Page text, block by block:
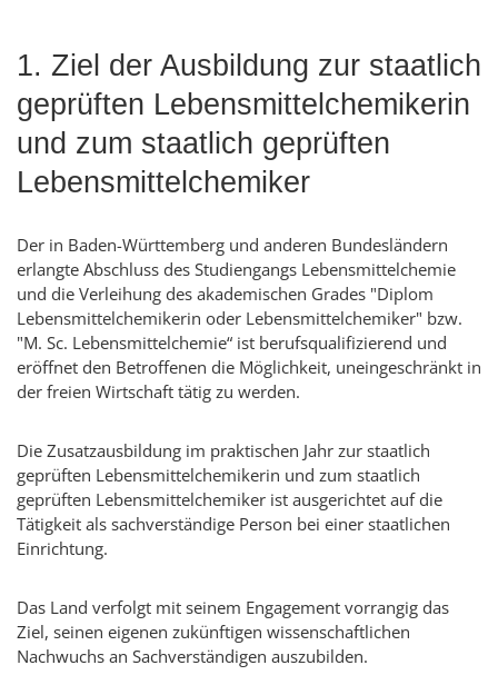
1. Ziel der Ausbildung zur staatlich
geprüften Lebensmittelchemikerin
und zum staatlich geprüften
Lebensmittelchemiker
Der in Baden-Württemberg und anderen Bundesländern
erlangte Abschluss des Studiengangs Lebensmittelchemie
und die Verleihung des akademischen Grades "Diplom
Lebensmittelchemikerin oder Lebensmittelchemiker" bzw.
"M. Sc. Lebensmittelchemie“ ist berufsqualifizierend und
eröffnet den Betroffenen die Möglichkeit, uneingeschränkt in
der freien Wirtschaft tätig zu werden.
Die Zusatzausbildung im praktischen Jahr zur staatlich
geprüften Lebensmittelchemikerin und zum staatlich
geprüften Lebensmittelchemiker ist ausgerichtet auf die
Tätigkeit als sachverständige Person bei einer staatlichen
Einrichtung.
Das Land verfolgt mit seinem Engagement vorrangig das
Ziel, seinen eigenen zukünftigen wissenschaftlichen
Nachwuchs an Sachverständigen auszubilden.